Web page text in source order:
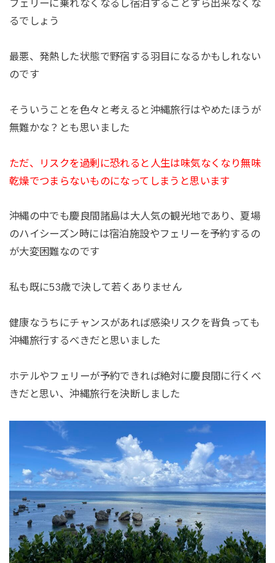
フェリーに乗れなくなるし宿泊することすら出来なくな
るでしょう
最悪、発熱した状態で野宿する羽目になるかもしれない
のです
そういうことを色々と考えると沖縄旅行はやめたほうが
無難かな？とも思いました
ただ、リスクを過剰に恐れると人生は味気なくなり無味
乾燥でつまらないものになってしまうと思います
沖縄の中でも慶良間諸島は大人気の観光地であり、夏場
のハイシーズン時には宿泊施設やフェリーを予約するの
が大変困難なのです
私も既に53歳で決して若くありません
健康なうちにチャンスがあれば感染リスクを背負っても
沖縄旅行するべきだと思いました
ホテルやフェリーが予約できれば絶対に慶良間に行くべ
きだと思い、沖縄旅行を決断しました